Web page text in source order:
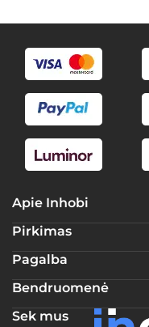
Apie Inhobi
Pirkimas
Pagalba
Bendruomenė
Sek mus